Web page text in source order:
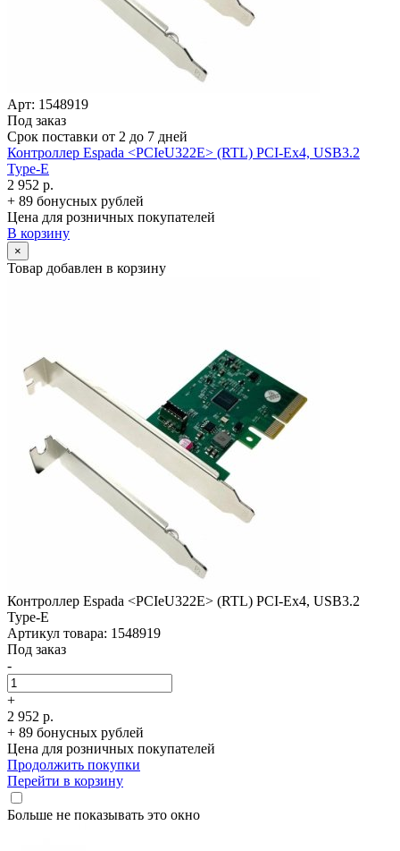
Арт: 1548919
Под заказ
Срок поставки от 2 до 7 дней
Контроллер Espada <PCIeU322E> (RTL) PCI-Ex4, USB3.2
Type-E
2 952 р.
+ 89 бонусных рублей
Цена для розничных покупателей
В корзину
×
Товар добавлен в корзину
Контроллер Espada <PCIeU322E> (RTL) PCI-Ex4, USB3.2
Type-E
Артикул товара: 1548919
Под заказ
-
+
2 952 р.
+ 89 бонусных рублей
Цена для розничных покупателей
Продолжить покупки
Перейти в корзину
Больше не показывать это окно